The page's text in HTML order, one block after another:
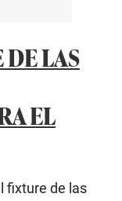
DE LAS
EL
fixture de las